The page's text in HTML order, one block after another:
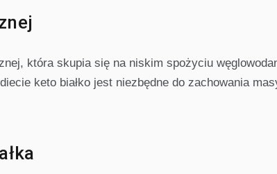
która skupia się na niskim spożyciu
keto białko jest niezbędne do zachowania